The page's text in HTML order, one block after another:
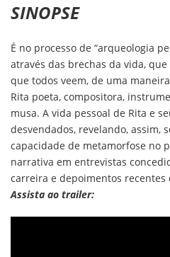
SINOPSE
É no processo de “arqueologia
através das brechas da vida,
que todos veem, de uma
Rita poeta, compositora,
musa. A vida pessoal de Rita e
desvendados, revelando, assim,
capacidade de metamorfose no
narrativa em entrevistas
carreira e depoimentos recentes
Assista ao trailer: